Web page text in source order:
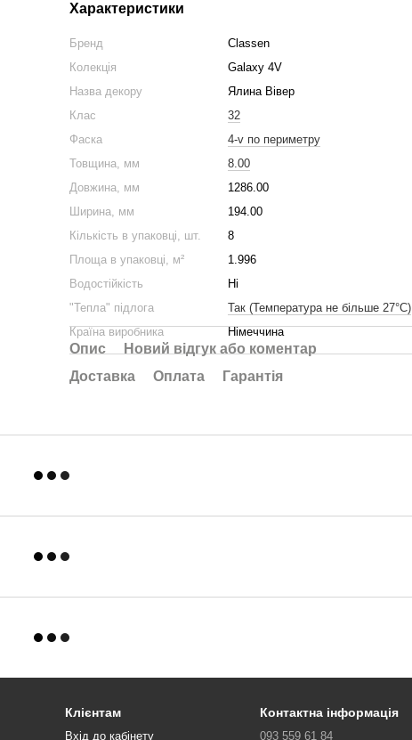
Характеристики
Бренд
Classen
Колекція
Galaxy 4V
Назва декору
Ялина Вівер
Клас
32
Фаска
4-v по периметру
Товщина, мм
8.00
Довжина, мм
1286.00
Ширина, мм
194.00
Кількість в упаковці, шт.
8
Площа в упаковці, м²
1.996
Водостійкість
Ні
"Тепла" підлога
Так (Температура не більше 27°C)
Країна виробника
Німеччина
Опис
Новий відгук або коментар
Доставка
Оплата Гарантія
Клієнтам
Вхід до кабінету
Контактна інформація
093 559 61 84